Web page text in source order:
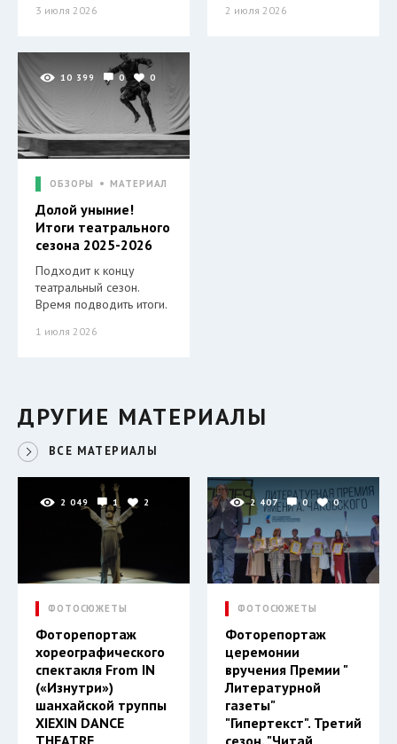
3 июля 2026 2 июля 2026
10 399 0 0
ОБЗОРЫ МАТЕРИАЛ
Долой уныние!
Итоги театрального
сезона 2025-2026
Подходит к концу
театральный сезон.
Время подводить итоги.
1 июля 2026
ДРУГИЕ МАТЕРИАЛЫ
ВСЕ МАТЕРИАЛЫ
2 049 1 2
ФОТОСЮЖЕТЫ
Фоторепортаж
хореографического
спектакля From IN
(«Изнутри»)
шанхайской труппы
XIEXIN DANCE
2 407 0 0
ФОТОСЮЖЕТЫ
Фоторепортаж
церемонии
вручения Премии "
Литературной
газеты"
"Гипертекст". Третий